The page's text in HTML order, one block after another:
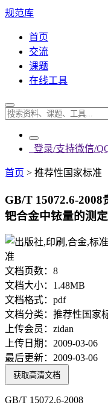
规范库
首页
交流
课题
在线工具
登录/支持微信/
首页 > 推荐性国家标准
GB/T 15072.6-2008
钯合金中铱量的测
文档页数： 8
文档大小： 1.48MB
文档格式： pdf
文档分类： 推荐性国家
上传会员： zidan
上传日期： 2009-03-06
最后更新： 2009-03-06
获取高清文档
GB/T 15072.6-2008